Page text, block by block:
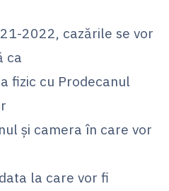
2022, cazările se vor
ca
fizic cu Prodecanul
și camera în care vor
la care vor fi